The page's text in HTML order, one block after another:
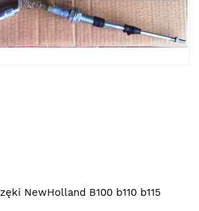
NewHolland B100 b110 b115